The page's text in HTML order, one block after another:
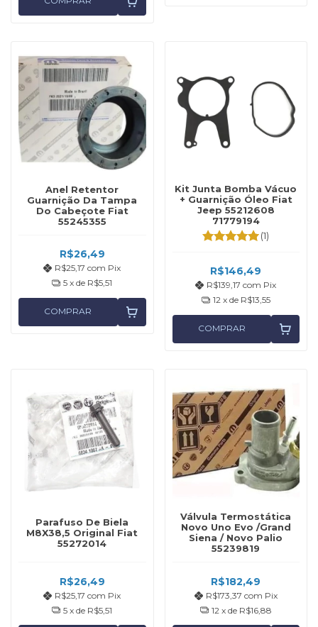
Anel Retentor
Guarnição Da Tampa
Do Cabeçote Fiat
55245355
R$26,49
R$25,17com Pix
5 x de R$5,51
COMPRAR
Kit Junta Bomba Vácuo
+ Guarnição Óleo Fiat
Jeep 55212608
71779194
(1)
R$146,49
R$139,17com Pix
12 x de R$13,55
COMPRAR
Parafuso De Biela
M8X38,5 Original Fiat
55272014
R$26,49
R$25,17com Pix
5 x de R$5,51
Válvula Termostática
Novo Uno Evo /Grand
Siena / Novo Palio
55239819
R$182,49
R$173,37 com Pix
12 x de R$16,88